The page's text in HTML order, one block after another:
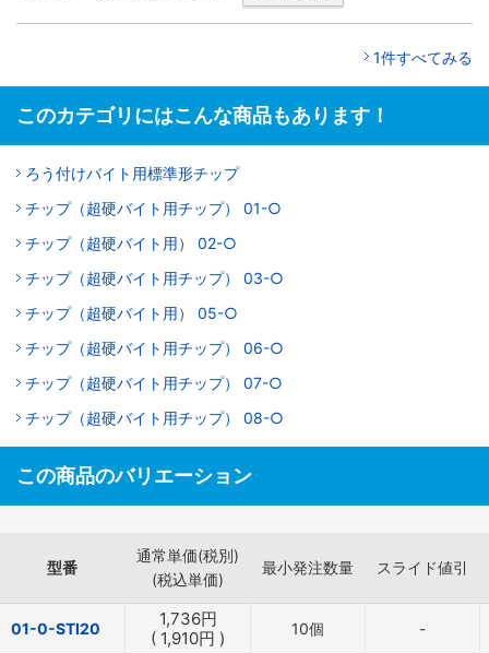
1件すべてみる
このカテゴリにはこんな商品もあります！
ろう付けバイト用標準形チップ
チップ（超硬バイト用チップ） 01-○
チップ（超硬バイト用） 02-○
チップ（超硬バイト用チップ） 03-○
チップ（超硬バイト用） 05-○
チップ（超硬バイト用チップ） 06-○
チップ（超硬バイト用チップ） 07-○
チップ（超硬バイト用チップ） 08-○
この商品のバリエーション
型番
通常単価(税別)
(税込単価)
最小発注数量 スライド値引
01-0-STI20 1,736円
( 1,910円 ) 10個 -